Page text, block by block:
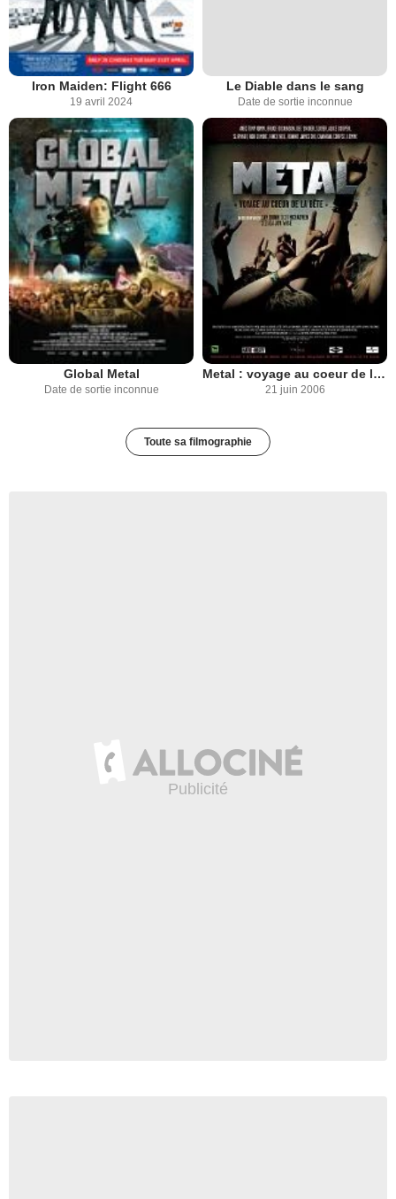
Iron Maiden: Flight 666
19 avril 2024
Le Diable dans le sang
Date de sortie inconnue
Global Metal
Date de sortie inconnue
Metal : voyage au coeur de la bête
21 juin 2006
Toute sa filmographie